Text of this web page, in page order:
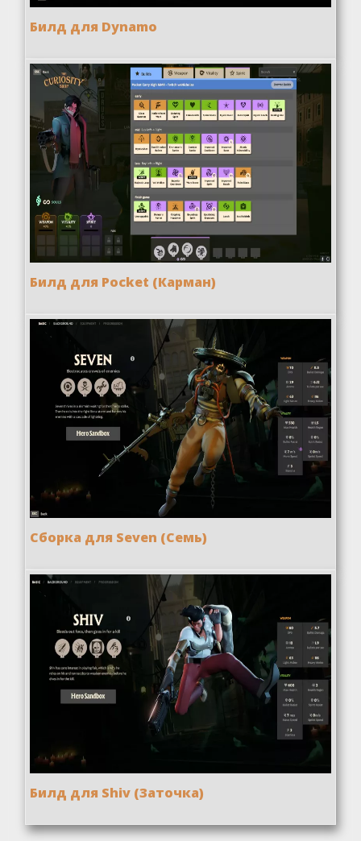
Билд для Dynamo
Билд для Pocket (Карман)
Сборка для Seven (Семь)
Билд для Shiv (Заточка)